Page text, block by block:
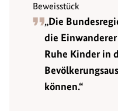
Beweisstück
„Die
die
Ruhe Kinder in
können.“